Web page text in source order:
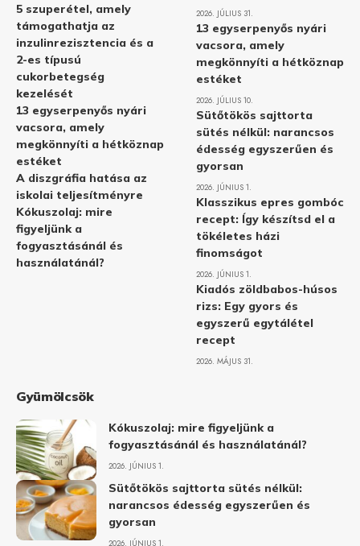
5 szuperétel, amely
támogathatja az
inzulinrezisztencia és a
2-es típusú
cukorbetegség
kezelését
13 egyserpenyős nyári
vacsora, amely
megkönnyíti a hétköznap
estéket
A diszgráfia hatása az
iskolai teljesítményre
Kókuszolaj: mire
figyeljünk a
fogyasztásánál és
használatánál?
2026. JÚLIUS 31.
13 egyserpenyős nyári
vacsora, amely
megkönnyíti a hétköznap
estéket
2026. JÚLIUS 10.
Sütőtökös sajttorta
sütés nélkül: narancsos
édesség egyszerűen és
gyorsan
2026. JÚNIUS 1.
Klasszikus epres gombóc
recept: Így készítsd el a
tökéletes házi
finomságot
2026. JÚNIUS 1.
Kiadós zöldbabos-húsos
rizs: Egy gyors és
egyszerű egytálétel
recept
2026. MÁJUS 31.
Gyümölcsök
Kókuszolaj: mire figyeljünk a
fogyasztásánál és használatánál?
2026. JÚNIUS 1.
Sütőtökös sajttorta sütés nélkül:
narancsos édesség egyszerűen és
gyorsan
2026. JÚNIUS 1.